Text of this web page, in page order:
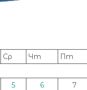
Ср Чт Пт
5 6 7